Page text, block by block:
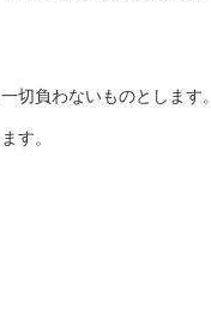
切負わないものとします。
す。